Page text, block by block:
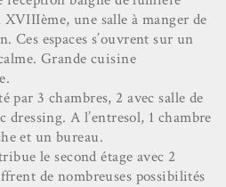
XVIIIème, une salle à manger de
Ces espaces s’ouvrent sur un
Grande cuisine
par 3 chambres, 2 avec salle de
A l’entresol, 1 chambre
et un bureau.
le second étage avec 2
de nombreuses possibilités